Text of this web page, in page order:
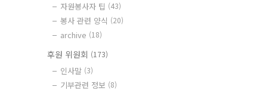
자원봉사자 팁 (43)
봉사 관련 양식 (20)
archive (18)
후원 위원회 (173)
인사말 (3)
기부관련 정보 (8)